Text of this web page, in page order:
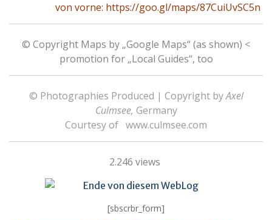
von vorne: https://goo.gl/maps/87CuiUvSC5n
© Copyright Maps by „Google Maps“ (as shown) <
promotion for „Local Guides“, too
© Photographies Produced | Copyright byAxel
Culmsee, Germany
Courtesy of www.culmsee.com
2.246 views
[sbscrbr_form]